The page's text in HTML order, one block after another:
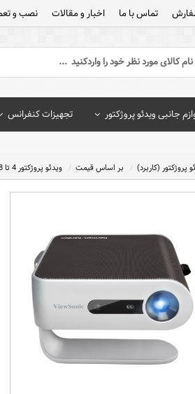
تماس با ما اخبار و مقالات نصب و
جانبی ویدئو پروژکتور تجهیزات کنفرانس
پروژکتور (کاربرد) بر اساس قیمت ویدئو پروژکتور 4 تا 8 میلیون تومان